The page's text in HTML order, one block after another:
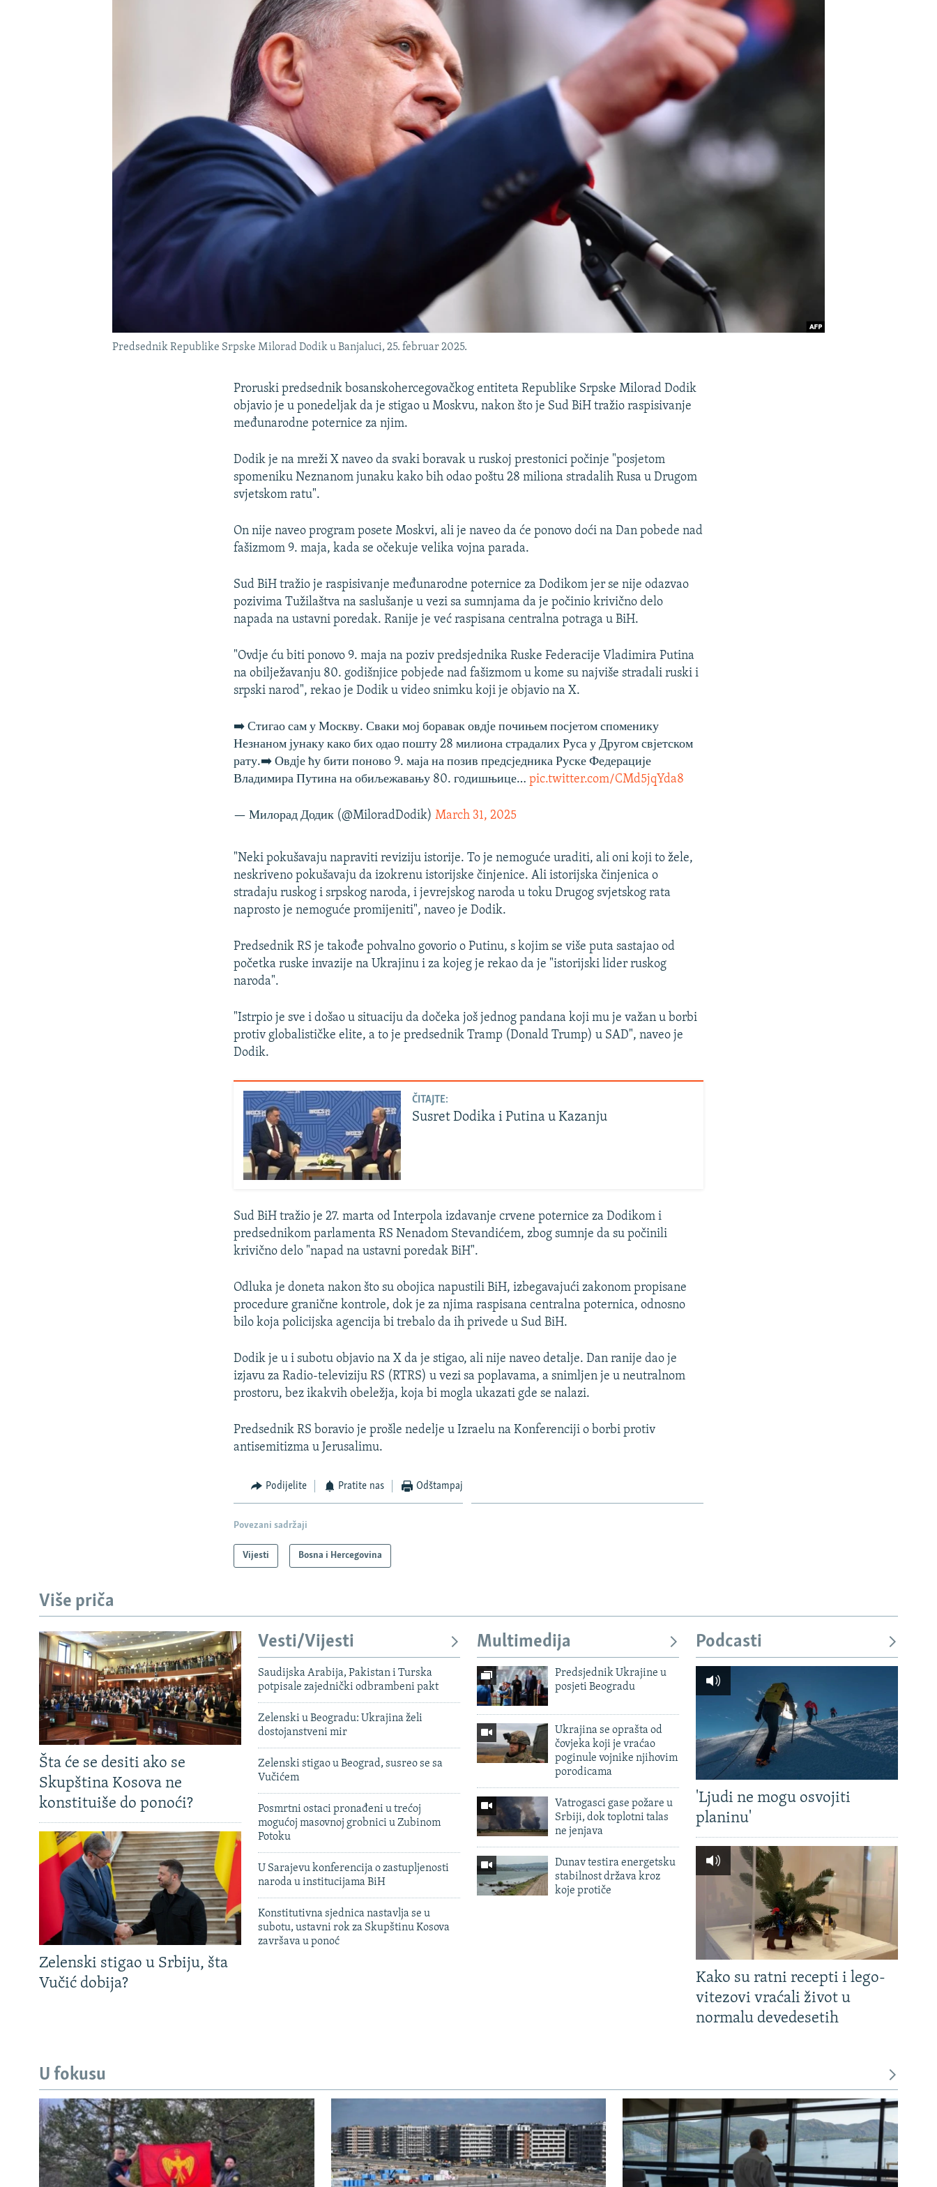
NASTANAK I RASPAD JUGOSLAVIJE
Predsednik Republike Srpske Milorad Dodik u Banjaluci, 25. februar 2025.
Proruski predsednik bosanskohercegovačkog entiteta Republike Srpske Milorad Dodik
objavio je u ponedeljak da je stigao u Moskvu, nakon što je Sud BiH tražio raspisivanje
međunarodne poternice za njim.
Dodik je na mreži X naveo da svaki boravak u ruskoj prestonici počinje "posjetom
spomeniku Neznanom junaku kako bih odao poštu 28 miliona stradalih Rusa u Drugom
svjetskom ratu".
On nije naveo program posete Moskvi, ali je naveo da će ponovo doći na Dan pobede nad
fašizmom 9. maja, kada se očekuje velika vojna parada.
Sud BiH tražio je raspisivanje međunarodne poternice za Dodikom jer se nije odazvao
pozivima Tužilaštva na saslušanje u vezi sa sumnjama da je počinio krivično delo
napada na ustavni poredak. Ranije je već raspisana centralna potraga u BiH.
"Ovdje ću biti ponovo 9. maja na poziv predsjednika Ruske Federacije Vladimira Putina
na obilježavanju 80. godišnjice pobjede nad fašizmom u kome su najviše stradali ruski i
srpski narod", rekao je Dodik u video snimku koji je objavio na X.
➡️ Стигао сам у Москву. Сваки мој боравак овдjе почињем посјетом споменику
Незнаном јунаку како бих одао пошту 28 милиона страдалих Руса у Другом свјетском
рату.➡️ Овдjе ћу бити поново 9. маја на позив предсједника Руске Федерације
Владимира Путина на обиљежавању 80. гoдишњице…pic.twitter.com/CMd5jqYda8
— Милорад Додик (@MiloradDodik)March 31, 2025
"Neki pokušavaju napraviti reviziju istorije. To je nemoguće uraditi, ali oni koji to žele,
neskriveno pokušavaju da izokrenu istorijske činjenice. Ali istorijska činjenica o
stradaju ruskog i srpskog naroda, i jevrejskog naroda u toku Drugog svjetskog rata
naprosto je nemoguće promijeniti", naveo je Dodik.
Predsednik RS je takođe pohvalno govorio o Putinu, s kojim se više puta sastajao od
početka ruske invazije na Ukrajinu i za kojeg je rekao da je "istorijski lider ruskog
naroda".
"Istrpio je sve i došao u situaciju da dočeka još jednog pandana koji mu je važan u borbi
protiv globalističke elite, a to je predsednik Tramp (Donald Trump) u SAD", naveo je
Dodik.
ČITAJTE:
Susret Dodika i Putina u Kazanju
Sud BiH tražio je 27. marta od Interpola izdavanje crvene poternice za Dodikom i
predsednikom parlamenta RS Nenadom Stevandićem, zbog sumnje da su počinili
krivično delo "napad na ustavni poredak BiH".
Odluka je doneta nakon što su obojica napustili BiH, izbegavajući zakonom propisane
procedure granične kontrole, dok je za njima raspisana centralna poternica, odnosno
bilo koja policijska agencija bi trebalo da ih privede u Sud BiH.
Dodik je u i subotu objavio na X da je stigao, ali nije naveo detalje. Dan ranije dao je
izjavu za Radio-televiziju RS (RTRS) u vezi sa poplavama, a snimljen je u neutralnom
prostoru, bez ikakvih obeležja, koja bi mogla ukazati gde se nalazi.
Predsednik RS boravio je prošle nedelje u Izraelu na Konferenciji o borbi protiv
antisemitizma u Jerusalimu.
Podijelite Pratite nas Odštampaj
Povezani sadržaji
Vijesti Bosna i Hercegovina
Više priča
Šta će se desiti ako se
Skupština Kosova ne
konstituiše do ponoći?
Zelenski stigao u Srbiju, šta
Vučić dobija?
Vesti/Vijesti
Saudijska Arabija, Pakistan i Turska
potpisale zajednički odbrambeni pakt
Zelenski u Beogradu: Ukrajina želi
dostojanstveni mir
Zelenski stigao u Beograd, susreo se sa
Vučićem
Posmrtni ostaci pronađeni u trećoj
mogućoj masovnoj grobnici u Zubinom
Potoku
U Sarajevu konferencija o zastupljenosti
naroda u institucijama BiH
Konstitutivna sjednica nastavlja se u
subotu, ustavni rok za Skupštinu Kosova
završava u ponoć
Multimedija
Predsjednik Ukrajine u
posjeti Beogradu
Ukrajina se oprašta od
čovjeka koji je vraćao
poginule vojnike njihovim
porodicama
Vatrogasci gase požare u
Srbiji, dok toplotni talas
ne jenjava
Dunav testira energetsku
stabilnost država kroz
koje protiče
Podcasti
'Ljudi ne mogu osvojiti
planinu'
Kako su ratni recepti i lego-
vitezovi vraćali život u
normalu devedesetih
U fokusu